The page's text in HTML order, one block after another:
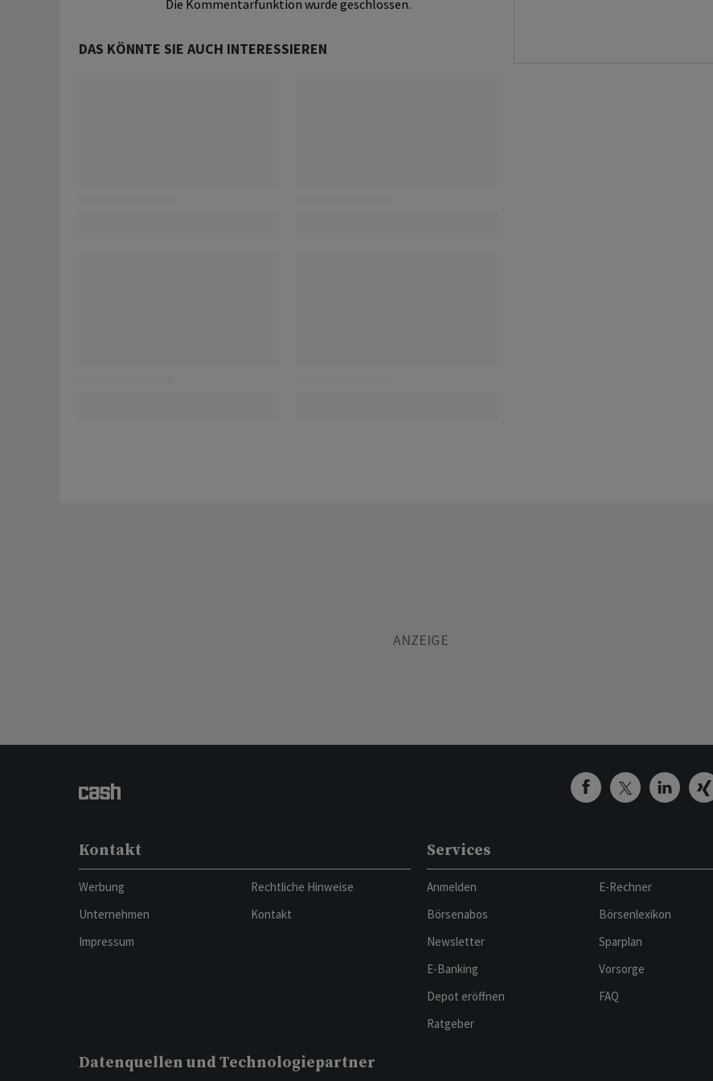
Die Kommentarfunktion wurde geschlossen.
DAS KÖNNTE SIE AUCH INTERESSIEREN
Kontakt
Werbung
Unternehmen
Impressum
Rechtliche Hinweise
Kontakt
Services
Anmelden
Börsenabos
Newsletter
E-Banking
Depot eröffnen
Ratgeber
E-Rechner
Börsenlexikon
Sparplan
Vorsorge
FAQ
Datenquellen und Technologiepartner